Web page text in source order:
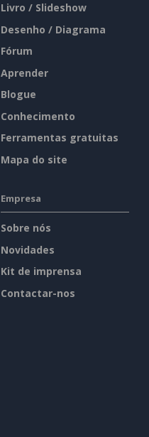
Livro / Slideshow
Desenho / Diagrama
Fórum
Aprender
Blogue
Conhecimento
Ferramentas gratuitas
Mapa do site
Empresa
Sobre nós
Novidades
Kit de imprensa
Contactar-nos